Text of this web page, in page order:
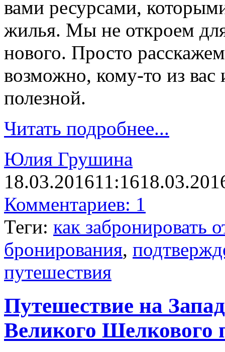
вами ресурсами,
жилья. Мы не откроем
нового. Просто
возможно, кому-то из
полезной.
Читать подробнее...
Юлия Грушина
18.03.201611:16
Комментариев: 1
Теги: как забронировать
бронирования,
путешествия
Путешествие на
Великого Шелкового